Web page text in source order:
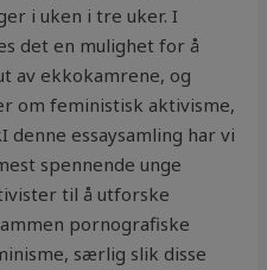
i uken i tre uker. I
det en mulighet for å
av ekkokamrene, og
om feministisk aktivisme,
denne essaysamling har vi
spennende unge
til å utforske
pornografiske
særlig slik disse